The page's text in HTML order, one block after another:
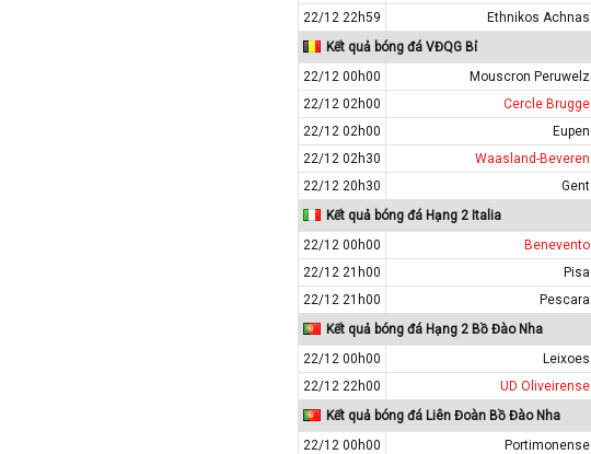
22/12 22h59
Ethnikos Achnas
Kết quả bóng đá VĐQG Bỉ
22/12 00h00
Mouscron Peruwelz
22/12 02h00
Cercle Brugge
22/12 02h00
Eupen
22/12 02h30
Waasland-Beveren
22/12 20h30
Gent
Kết quả bóng đá Hạng 2 Italia
22/12 00h00
Benevento
22/12 21h00
Pisa
22/12 21h00
Pescara
Kết quả bóng đá Hạng 2 Bồ Đào Nha
22/12 00h00
Leixoes
22/12 22h00
UD Oliveirense
Kết quả bóng đá Liên Đoàn Bồ Đào Nha
22/12 00h00
Portimonense